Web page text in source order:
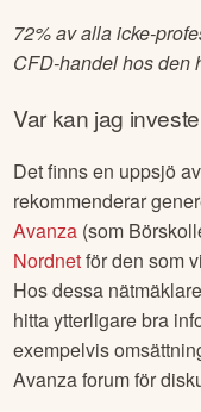
72% av alla icke-
CFD-handel hos den
Var kan jag
Det finns en uppsjö
rekommenderar
Avanza (som
Nordnetför den som
Hos dessa
hitta ytterligare bra
exempelvis
Avanza forum för